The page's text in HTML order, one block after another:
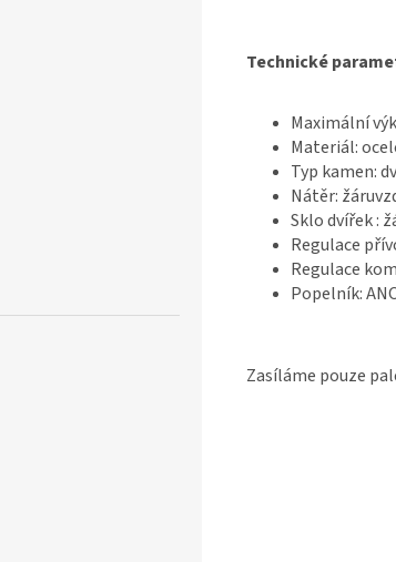
Technické
Maximální
Materiál:
Typ kamen:
Nátěr:
Sklo dvířek :
Regulace
Regulace
Popelník:
Zasíláme pouze